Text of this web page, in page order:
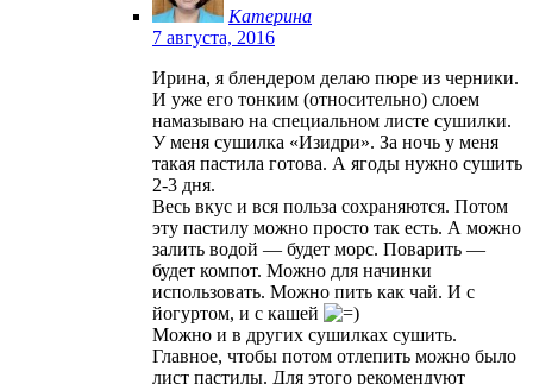
Катерина
7 августа, 2016
Ирина, я блендером делаю пюре из черники.
И уже его тонким (относительно) слоем
намазываю на специальном листе сушилки.
У меня сушилка «Изидри». За ночь у меня
такая пастила готова. А ягоды нужно сушить
2-3 дня.
Весь вкус и вся польза сохраняются. Потом
эту пастилу можно просто так есть. А можно
залить водой — будет морс. Поварить —
будет компот. Можно для начинки
использовать. Можно пить как чай. И с
йогуртом, и с кашей
Можно и в других сушилках сушить.
Главное, чтобы потом отлепить можно было
лист пастилы. Для этого рекомендуют